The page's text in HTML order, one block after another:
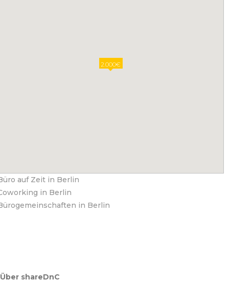
2.000€
auf Zeit in Berlin
in Berlin
in Berlin
Über shareDnC